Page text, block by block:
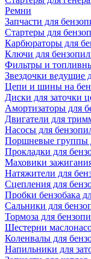
Ремни
Запчасти для
Стартеры для
Карбюраторы для
Ключи для
Фильтры и
Звездочки ведущие
Цепи и шины на
Диски для заточки
Амортизаторы для
Двигатели для
Насосы для
Поршневые группы
Прокладки для
Маховики
Натяжители для
Сцепления для
Пробки бензобака
Сальники для
Тормоза для
Шестерни
Коленвалы для
Напильники для